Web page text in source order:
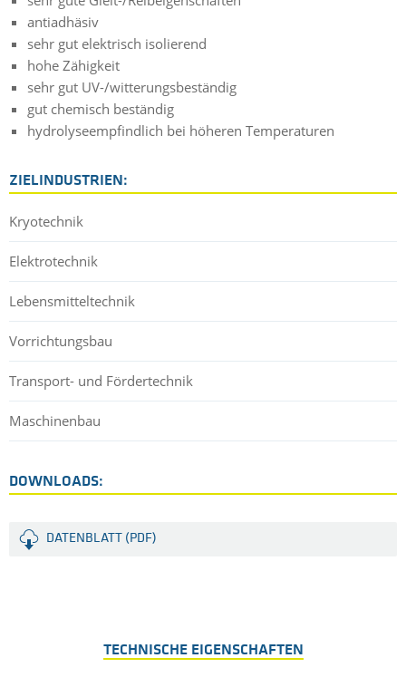
antiadhäsiv
sehr gut elektrisch isolierend
hohe Zähigkeit
sehr gut UV-/witterungsbeständig
gut chemisch beständig
hydrolyseempfindlich bei höheren Temperaturen
ZIELINDUSTRIEN:
Kryotechnik
Elektrotechnik
Lebensmitteltechnik
Vorrichtungsbau
Transport- und Fördertechnik
Maschinenbau
DOWNLOADS:
DATENBLATT (PDF)
TECHNISCHE EIGENSCHAFTEN